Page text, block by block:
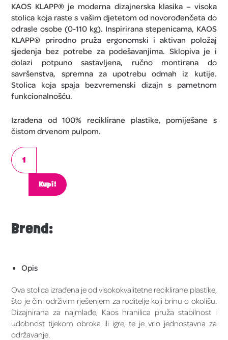
KAOS KLAPP® je moderna dizajnerska klasika – visoka
stolica koja raste s vašim djetetom od novorođenčeta do
odrasle osobe (0-110 kg). Inspirirana stepenicama, KAOS
KLAPP® prirodno pruža ergonomski i aktivan položaj
sjedenja bez potrebe za podešavanjima. Sklopiva je i
dolazi potpuno sastavljena, ručno montirana do
savršenstva, spremna za upotrebu odmah iz kutije.
Stolica koja spaja bezvremenski dizajn s pametnom
funkcionalnošću.
Izrađena od 100% reciklirane plastike, pomiješane s
čistom drvenom pulpom.
Kupi!
Brend:
Opis
Ova stolica izrađena je od visokokvalitetne reciklirane plastike,
što je čini održivim rješenjem za roditelje koji brinu o okolišu.
Dizajnirana za najmlađe, Kaos hranilica pruža stabilnost i
udobnost tijekom obroka ili igre, te je vrlo jednostavna za
održavanje.